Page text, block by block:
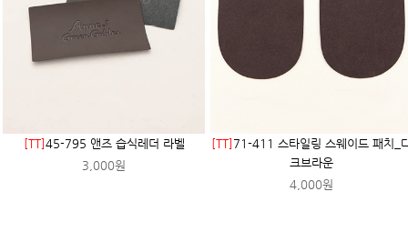
[TT]45-795 앤즈 습식레더 라벨
3,000원
[TT] 71-411 스타일링 스웨이드 패치_
크브라운
4,000원